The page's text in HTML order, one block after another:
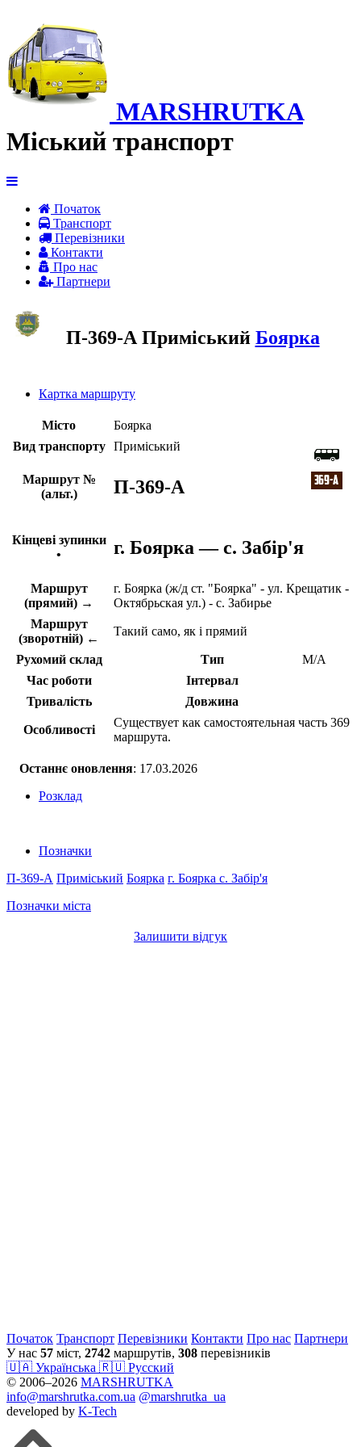
MARSHRUTKA
Міський транспорт
Початок
Транспорт
Перевiзники
Контакти
Про нас
Партнери
П-369-А Приміський Боярка
Картка маршруту
Місто
Боярка
Вид транспорту
Приміський
Маршрут №
(альт.)
П-369-А
Кінцеві зупинки
•
г. Боярка — с. Забір'я
Маршрут
(прямий) →
г. Боярка (ж/д ст. "Боярка" - ул. Крещатик -
Октябрьская ул.) - с. Забирье
Маршрут
(зворотній) ←
Такий само, як і прямий
Рухомий склад Тип
М/А
Час роботи
Інтервал
Тривалість
Довжина
Особливості
Существует как самостоятельная часть 369
маршрута.
Останнє оновлення: 17.03.2026
Розклад
Позначки
П-369-А Приміський Боярка г. Боярка с. Забір'я
Позначки міста
Залишити відгук
Початок Транспорт Перевiзники Контакти Про нас Партнери
У нас 57 міст, 2742 маршрутів, 308 перевізників
🇺🇦 Українська 🇷🇺 Русский
© 2006–2026 MARSHRUTKA
info@marshrutka.com.ua @marshrutka_ua
developed by K-Tech